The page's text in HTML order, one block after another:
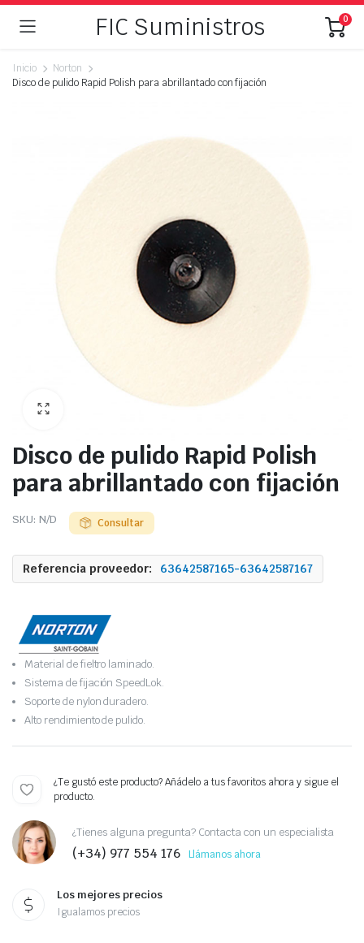
FIC Suministros 0
Inicio
Norton
Disco de pulido Rapid Polish para abrillantado con fijación
Disco de pulido Rapid Polish
para abrillantado con fijación
SKU: N/D Consultar
Referencia proveedor: 63642587165-63642587167
Material de fieltro laminado.
Sistema de fijación SpeedLok.
Soporte de nylon duradero.
Alto rendimiento de pulido.
¿Te gustó este producto? Añádelo a tus favoritos ahora y sigue el
producto.
¿Tienes alguna pregunta? Contacta con un especialista
(+34) 977 554 176 Llámanos ahora
Los mejores precios
Igualamos precios